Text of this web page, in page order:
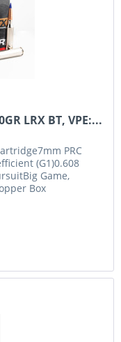
LRX BT, VPE:...
PRC
(G1)0.608
Game,
Box